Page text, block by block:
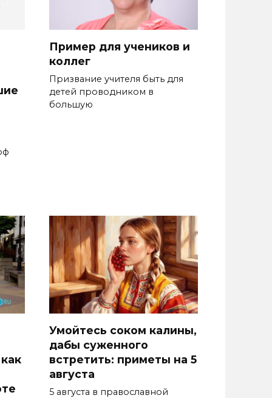
Пример для учеников и
коллег
Призвание учителя быть для
де­тей проводником в
большую
Умойтесь соком калины,
дабы суженного
встретить: приметы на 5
августа
5 августа в православной